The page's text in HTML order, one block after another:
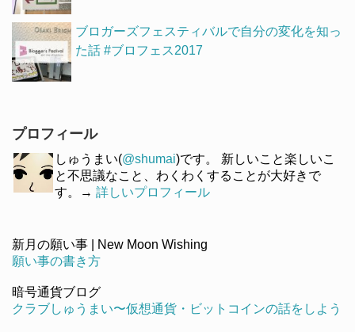
ブロガーズフェスティバルで自分の変化を知っ
た話 #ブロフェス2017
プロフィール
しゅうまい(@shumai)です。 新しいこと楽しいこ
と不思議なこと、わくわくすることが大好きで
す。→ 詳しいプロフィール
新月の願い事 | New Moon Wishing
願い事の書き方
暗号通貨ブログ
クラブしゅうまい〜仮想通貨・ビットコインの話をしよう